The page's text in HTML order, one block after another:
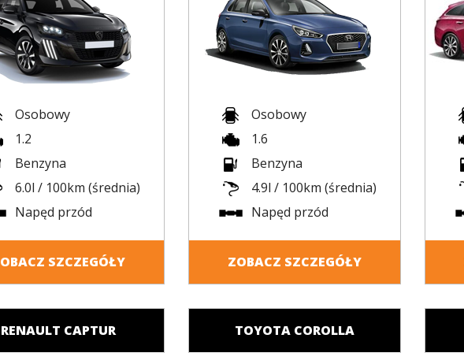
Osobowy
1.2
Benzyna
6.0l / 100km (średnia)
Napęd przód
SZCZEGÓŁY
Osobowy
1.6
Benzyna
4.9l / 100km (średnia)
Napęd przód
ZOBACZ SZCZEGÓŁY
RENAULT CAPTUR TOYOTA COROLLA